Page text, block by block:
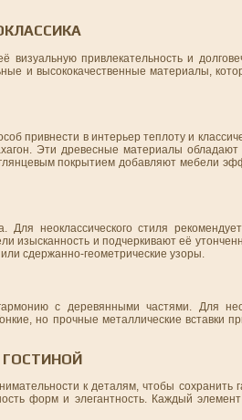
привлекательность и
и высококачественные материалы,
привнести в интерьер теплоту и
Эти древесные материалы обладают
покрытием добавляют мебели
неоклассического стиля
изысканность и подчеркивают её
сдержанно-геометрические узоры.
с деревянными частями. Для
но прочные металлические вставки
ГОСТИНОЙ
к деталям, чтобы
форм и элегантность. Каждый